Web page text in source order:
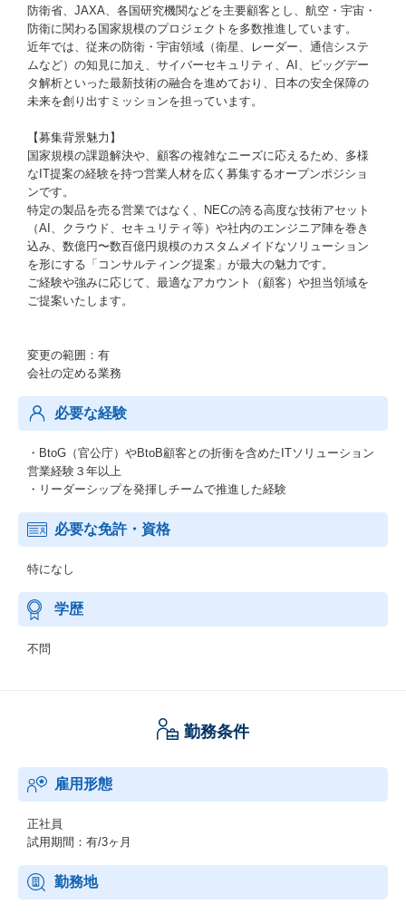
防衛省、JAXA、各国研究機関などを主要顧客とし、航空・宇宙・
防衛に関わる国家規模のプロジェクトを多数推進しています。
近年では、従来の防衛・宇宙領域（衛星、レーダー、通信システ
ムなど）の知見に加え、サイバーセキュリティ、AI、ビッグデー
タ解析といった最新技術の融合を進めており、日本の安全保障の
未来を創り出すミッションを担っています。
【募集背景魅力】
国家規模の課題解決や、顧客の複雑なニーズに応えるため、多様
なIT提案の経験を持つ営業人材を広く募集するオープンポジショ
ンです。
特定の製品を売る営業ではなく、NECの誇る高度な技術アセット
（AI、クラウド、セキュリティ等）や社内のエンジニア陣を巻き
込み、数億円〜数百億円規模のカスタムメイドなソリューション
を形にする「コンサルティング提案」が最大の魅力です。
ご経験や強みに応じて、最適なアカウント（顧客）や担当領域を
ご提案いたします。
変更の範囲：有
会社の定める業務
必要な経験
・BtoG（官公庁）やBtoB顧客との折衝を含めたITソリューション
営業経験３年以上
・リーダーシップを発揮しチームで推進した経験
必要な免許・資格
特になし
学歴
不問
勤務条件
雇用形態
正社員
試用期間：有/3ヶ月
勤務地